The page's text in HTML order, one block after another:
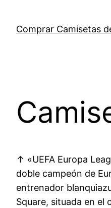
contenido
Comprar Camisetas
↑ «UEFA Europa
doble campeón de
entrenador
Square, situada en el